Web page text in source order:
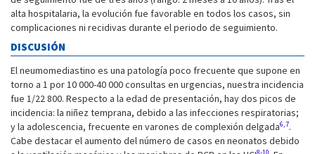
alta hospitalaria, la evolución fue favorable en todos los casos, sin
complicaciones ni recidivas durante el periodo de seguimiento.
DISCUSIÓN
El neumomediastino es una patología poco frecuente que supone en
torno a 1 por 10 000-40 000 consultas en urgencias, nuestra incidencia
fue 1/22 800. Respecto a la edad de presentación, hay dos picos de
incidencia: la niñez temprana, debido a las infecciones respiratorias;
y la adolescencia, frecuente en varones de complexión delgada6,7.
Cabe destacar el aumento del número de casos en neonatos debido